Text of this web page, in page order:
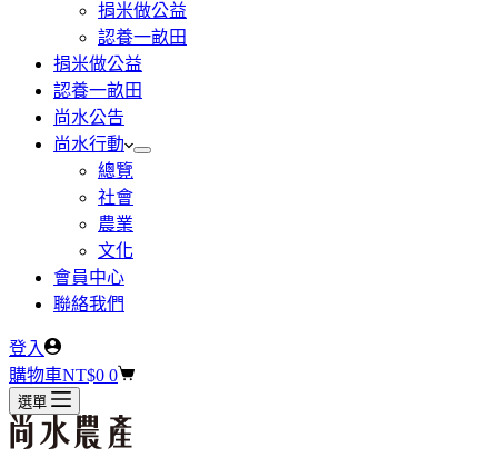
捐米做公益
認養一畝田
捐米做公益
認養一畝田
尚水公告
尚水行動
總覽
社會
農業
文化
會員中心
聯絡我們
登入
購物車NT$0 0
選單